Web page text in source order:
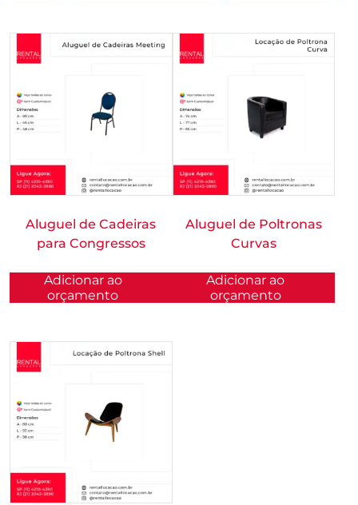
Aluguel de Cadeiras
para Congressos
Adicionar ao
orçamento
Aluguel de Poltronas
Curvas
Adicionar ao
orçamento